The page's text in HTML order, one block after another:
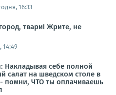
16:33
твари! Жрите, не
14:49
Накладывая себе полной
салат на шведском столе в
помни, ЧТО ты оплачиваешь